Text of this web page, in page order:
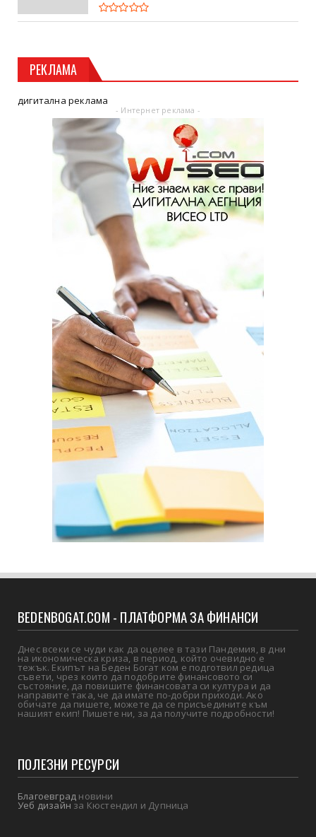
РЕКЛАМА
дигитална реклама
- Интернет реклама -
BEDENBOGAT.COM - ПЛАТФОРМА ЗА ФИНАНСИ
Днес всеки се чуди как да оцелее в тази Пандемия, в дни
на икономическа криза, в период, който очевидно е
тежък. Екипът на Беден Богат ком е подготвил редица
съвети, чрез които да подобрите финансовото си
състояние, да повишите финансовата си култура и да
направите така, че да имате по-добри приходи. Ако
обичате да пишете, можете да се присъедините към
нашият екип! Пишете ни, за да получите подробности!
ПОЛЕЗНИ РЕСУРСИ
Благоевград новини
Уеб дизайнза Кюстендил и Дупница